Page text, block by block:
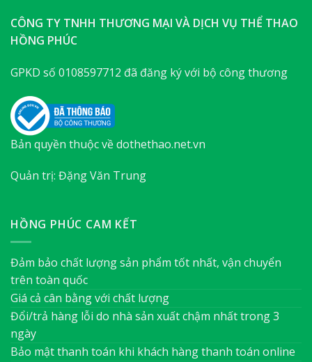
CÔNG TY TNHH THƯƠNG MẠI VÀ DỊCH VỤ THỂ THAO
HỒNG PHÚC
GPKD số 0108597712 đã đăng ký với bộ công thương
Bản quyền thuộc về dothethao.net.vn
Quản trị: Đặng Văn Trung
HỒNG PHÚC CAM KẾT
Đảm bảo chất lượng sản phẩm tốt nhất, vận chuyển
trên toàn quốc
Giá cả cân bằng với chất lượng
Đổi/trả hàng lỗi do nhà sản xuất chậm nhất trong 3
ngày
Bảo mật thanh toán khi khách hàng thanh toán online